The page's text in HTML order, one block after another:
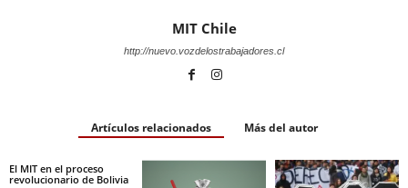
MIT Chile
http://nuevo.vozdelostrabajadores.cl
Artículos relacionados Más del autor
El MIT en el proceso
revolucionario de Bolivia